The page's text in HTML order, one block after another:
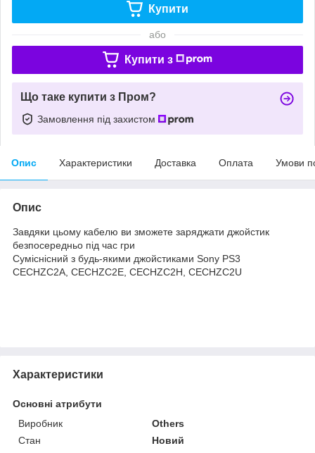
Купити
або
Купити з
Що таке купити з Пром?
Замовлення під захистом
Опис Характеристики Доставка Оплата Умови
Опис
Завдяки цьому кабелю ви зможете заряджати джойстик
безпосередньо під час гри
Суміснісний з будь-якими джойстиками Sony PS3
CECHZC2A, CECHZC2E, CECHZC2H, CECHZC2U
Характеристики
Основні атрибути
Виробник
Others
Стан
Новий